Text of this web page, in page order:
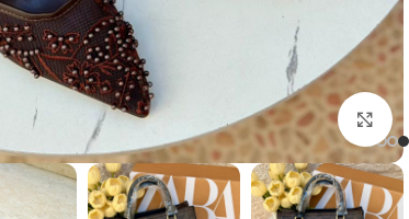
Click to enlarge